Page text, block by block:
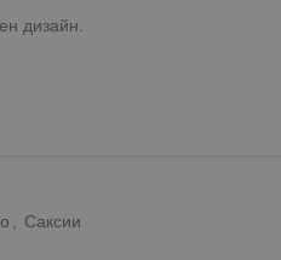
дизайн.
Саксии